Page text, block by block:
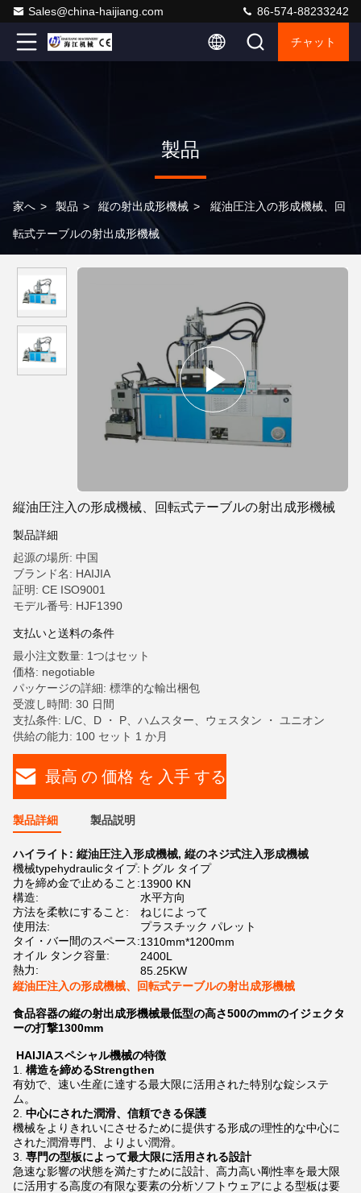
Sales@china-haijiang.com 86-574-88233242
チャット
製品
家へ > 製品 > 縦の射出成形機械 > 縦油圧注入の形成機械、回
転式テーブルの射出成形機械
縦油圧注入の形成機械、回転式テーブルの射出成形機械
製品詳細
起源の場所: 中国
ブランド名: HAIJIA
証明: CE ISO9001
モデル番号: HJF1390
支払いと送料の条件
最小注文数量: 1つはセット
価格: negotiable
パッケージの詳細: 標準的な輸出梱包
受渡し時間: 30 日間
支払条件: L/C、D ・ P、ハムスター、ウェスタン ・ ユニオン
供給の能力: 100 セット 1 か月
最高 の 価格 を 入手 する
製品詳細 製品説明
ハイライト: 縦油圧注入形成機械, 縦のネジ式注入形成機械
機械typehydraulicタイプ: トグル タイプ
力を締め金で止めること:13900 KN
構造:
水平方向
方法を柔軟にすること:
ねじによって
使用法:
プラスチック パレット
タイ・バー間のスペース:1310mm*1200mm
オイル タンク容量:
2400L
熱力:
85.25KW
縦油圧注入の形成機械、回転式テーブルの射出成形機械
食品容器の縦の射出成形機械最低型の高さ500のmmのイジェクタ
ーの打撃1300mm
HAIJIAスペシャル機械の特徴
1. 構造を締めるStrengthen
有効で、速い生産に達する最大限に活用された特別な錠システ
ム。
2. 中心にされた潤滑、信頼できる保護
機械をよりきれいにさせるために提供する形成の理性的な中心に
された潤滑専門、よりよい潤滑。
3. 専門の型板によって最大限に活用される設計
急速な影響の状態を満たすために設計、高力高い剛性率を最大限
に活用する高度の有限な要素の分析ソフトウェアによる型板は要